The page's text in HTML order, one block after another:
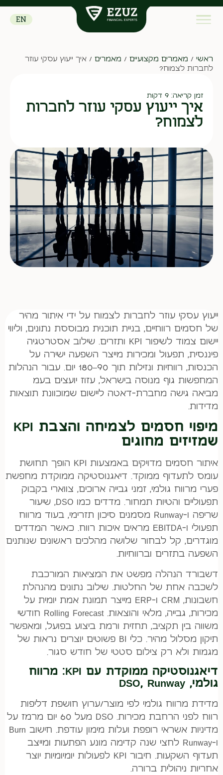
EN
ראשי / מאמרים מקצועיים / מאמרים / איך ייעוץ עסקי עוזר
לחברות לצמוח?
זמן קריאה: 9 דקות
איך ייעוץ עסקי עוזר לחברות
לצמוח?
ייעוץ עסקי עוזר לחברות לצמוח על ידי איתור מהיר
של חסמים רווחיים, בניית תוכנית מבוססת נתונים, וליווי
יישום צמוד לשיפור KPI ותזרים. שילוב אסטרטגיה
פיננסית, תפעול ומכירות מייצר השפעה ישירה על
הכנסות, רווחיות ונזילות תוך 90–180 יום. עבור הנהלות
המחפשות גוף מנוסה בישראל, עזוז יועצים בעמ
מביאה גישה מחברת-דאטה ליישום שמוכוונת תוצאות
מדידות.
מיפוי חסמים לצמיחה והצבת KPI
שמזיזים מחוגים
איתור חסמים מדויקים באמצעות KPI הופך תחושת
עומס לתעדוף ממוקד. דיאגנוסטיקה ממוקדת מחפשת
פערי מרווח גולמי, זמני גבייה ארוכים, צווארי בקבוק
תפעוליים והטיות תמחור. מדדים כמו DSO, שיעור
שריפה ו-Runway מסמנים סיכון תזרימי, בעוד מרווח
תפעולי ו-EBITDA מראים איכות רווח. כאשר המדדים
מוגדרים, קל לבחור שלושה מהלכים ראשונים שנותנים
השפעה בתזרים וברווחיות.
דשבורד הנהלה מפשט את המציאות המורכבת
לשכבה אחת של החלטות. שילוב נתונים מהנהלת
חשבונות, CRM ו-ERP מייצר תמונת אמת יומית על
מכירות, גבייה, מלאי והוצאות. Rolling Forecast חודשי
משווה בין תקציב, תחזית ורמת ביצוע בפועל, ומאפשר
תיקון מסלול מהיר. כלי BI פשוטים יוצרים נראות של
מגמות ולא רק צילום סטטי של חודש סגור.
דיאגנוסטיקה ממוקדת עם KPI: מרווח
גולמי, DSO, Runway
מדידת מרווח גולמי לפי מוצר/ערוץ חושפת דליפות
רווח לפני הרחבת מכירות. DSO מעל 60 יום מרמז על
מדיניות אשראי רופפת ועלות מימון עודפת. חישוב Burn
ו-Runway לחצי שנה קדימה מונע הפתעות ומייצב
תעדוף השקעות. חיבור KPI לפעולות יומיומיות יוצר
אחריות ניהולית ברורה.